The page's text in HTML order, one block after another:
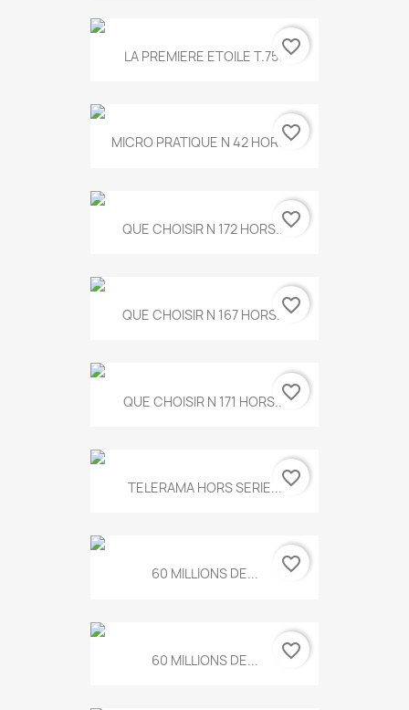
LA PREMIERE ETOILE T.755favorite_border
MICRO PRATIQUE N 42 HORS...
favorite_border
QUE CHOISIR N 172 HORS...favorite_border
QUE CHOISIR N 167 HORS...favorite_border
QUE CHOISIR N 171 HORS...favorite_border
TELERAMA HORS SERIE...favorite_border
60 MILLIONS DE... favorite_border
60 MILLIONS DE... favorite_border